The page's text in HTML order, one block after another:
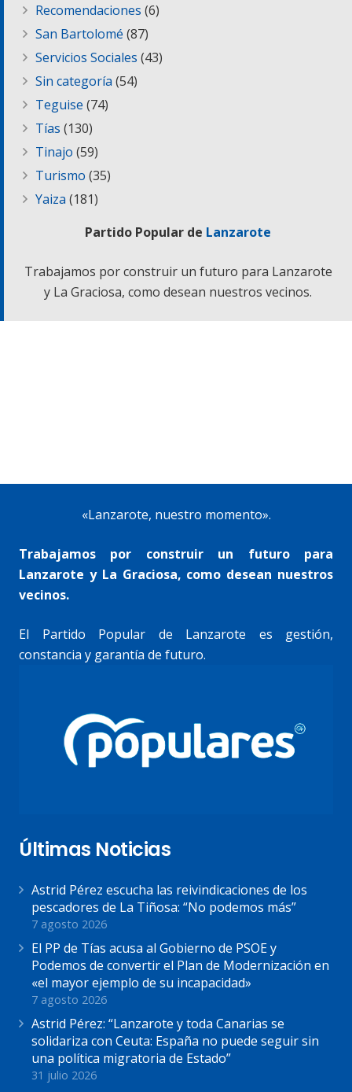
Recomendaciones (6)
San Bartolomé (87)
Servicios Sociales (43)
Sin categoría (54)
Teguise (74)
Tías (130)
Tinajo (59)
Turismo (35)
Yaiza (181)
Partido Popular de Lanzarote
Trabajamos por construir un futuro para Lanzarote
y La Graciosa, como desean nuestros vecinos.
«Lanzarote, nuestro momento».
Trabajamos por construir un futuro para
Lanzarote y La Graciosa, como desean nuestros
vecinos.
El Partido Popular de Lanzarote es gestión,
constancia y garantía de futuro.
Últimas Noticias
Astrid Pérez escucha las reivindicaciones de los
pescadores de La Tiñosa: “No podemos más”
7 agosto 2026
El PP de Tías acusa al Gobierno de PSOE y
Podemos de convertir el Plan de Modernización en
«el mayor ejemplo de su incapacidad»
7 agosto 2026
Astrid Pérez: “Lanzarote y toda Canarias se
solidariza con Ceuta: España no puede seguir sin
una política migratoria de Estado”
31 julio 2026